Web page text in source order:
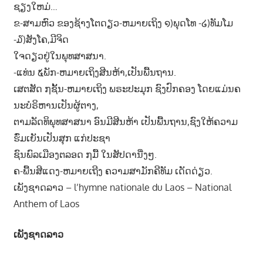
ຊຽງໃຫມ່…
ຂ-ສາມຫົວ ຂອງຊ້າງໂຕດຽວ-ຫມາຍເຖິງ ໑)ພຸດໂທ -໒)ທັມໂມ
-໓)ສັງໂຄ,ມີຈິດ
ໃຈດຽວຢູ່ໃນພຸທສາສນາ.
-ແທ່ນ ໕ພັກ-ຫມາຍເຖິງສີນຫ້າ,ເປັນພື້ນຖານ.
ເສຕສັດ ໗ຊັ້ນ-ຫມາຍເຖິງ ພຣະປະມຸກ ຊົງປົກຄອງ ໂດຍແມ່ນຄ
ນະບໍຣິຫານເປັນຜູ້ຕາງ,
ຕາມລັດທິພຸທສາສນາ ອົນມີສີນຫ້າ ເປັນພື້ນຖານ,ຊົງໃຫ້ຄວາມ
ຮົ່ມເຍັນເປັນສຸກ ແກ່ປະຊາ
ຊົນພົລເມືອງຕລອດ ໗ມື້ ໃນສັປດານື່ງໆ.
ຄ-ພື້ນສີແດງ-ຫມາຍເຖີງ ຄວາມສາມັກຄີທັມ ເດັດດ່ຽວ.
ເພັງຊາດລາວ – l’hymne nationale du Laos – National
Anthem of Laos
ເພັງຊາດລາວ